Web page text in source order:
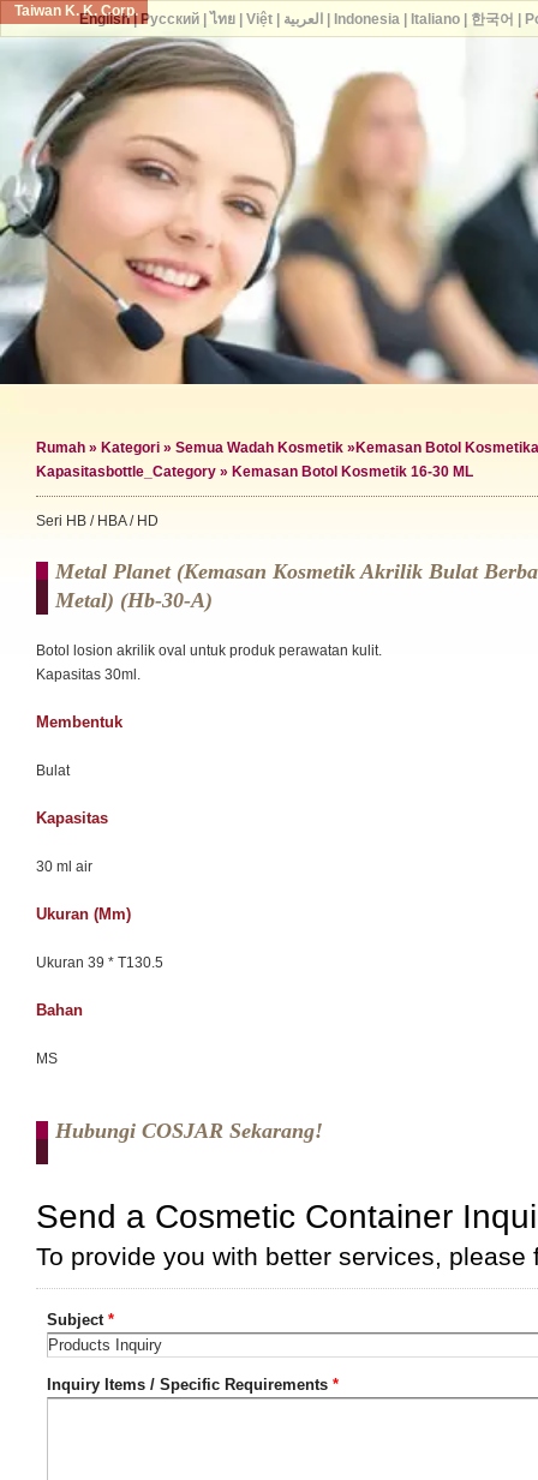
Taiwan K. K. Corp.
Rumah » Kategori » Semua Wadah Kosmetik » Kemasan Botol Kosmetik
Kapasitas bottle_Category » Kemasan Botol Kosmetik 16-30 ML
Seri HB / HBA / HD
Metal Planet (Kemasan Kosmetik Akrilik Bulat
Metal) (hb-30-A)
Botol losion akrilik oval untuk produk perawatan kulit.
Kapasitas 30ml.
Membentuk
Bulat
Kapasitas
30 ml air
Ukuran (mm)
Ukuran 39 * T130.5
Bahan
MS
Hubungi COSJAR Sekarang!
English| Русский| ไทย| Việt| العربية Indonesia| Italiano| 한국어